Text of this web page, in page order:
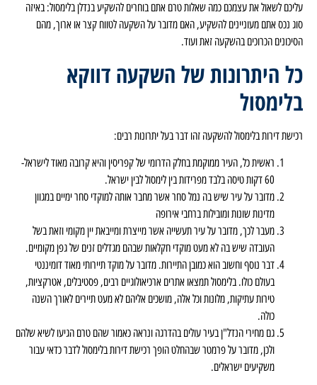
עליכם לשאול את עצמכם כמה שאלות טרם אתם בוחרים להשקיע בנדלן בלימסול: באיזה
סוג נכס אתם מעוניינים להשקיע, האם מדובר על השקעה לטווח קצר או ארוך, מהם
הסיכונים הכרוכים בהשקעה זאת ועוד.
כל היתרונות של השקעה דווקא
בלימסול
רכישת דירות בלימסול להשקעה זהו דבר בעל יתרונות רבים:
ראשית כל, העיר ממוקמת בחלק הדרומי של קפריסין והיא קרובה מאוד לישראל-
60 דקות טיסה בלבד מפרידות בין לימסול לבין ישראל.
מדובר על עיר שיש בה נמל סחר אשר מחבר אותה למוקדי סחר ימיים במגוון
מדינות שונות ומובילות ברחבי אירופה
מעבר לכך, מדובר על עיר תעשייה אשר מייצרת ומייבאת יין מקומי וזאת בשל
העובדה שיש בה לא מעט מוקדי חקלאות שבהם מגדלים זנים של גפן מקומיים.
דבר נוסף וחשוב הוא כמובן התיירות. מדובר על מוקד תיירותי מאוד דומיננטי
בעולם כולו. בלימסול תמצאו אתרים ארכיאולוגיים רבים, פסטיבלים, אטרקציות,
טירות עתיקות, מלונות וכל אלה, מושכים אליהם לא מעט תיירים לאורך השנה
כולה.
גם מחירי הנדל"ן בעיר עולים בהדרגה ונראה כאמור שהם טרם הגיעו לשיא שלהם
ולכן, מדובר על פרמטר שבהחלט הופך רכישת דירות בלימסול לדבר כדאי עבור
משקיעים ישראלים.